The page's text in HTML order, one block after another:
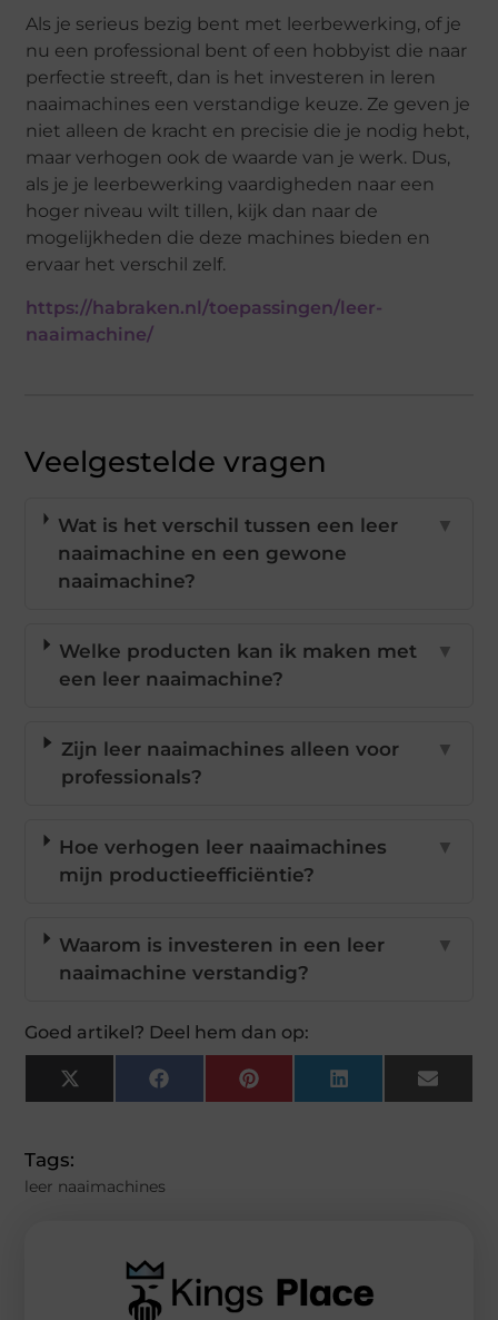
Als je serieus bezig bent met leerbewerking, of je
nu een professional bent of een hobbyist die naar
perfectie streeft, dan is het investeren in leren
naaimachines een verstandige keuze. Ze geven je
niet alleen de kracht en precisie die je nodig hebt,
maar verhogen ook de waarde van je werk. Dus,
als je je leerbewerking vaardigheden naar een
hoger niveau wilt tillen, kijk dan naar de
mogelijkheden die deze machines bieden en
ervaar het verschil zelf.
https://habraken.nl/toepassingen/leer-
naaimachine/
Veelgestelde vragen
Wat is het verschil tussen een leer
naaimachine en een gewone
naaimachine?
▼
Welke producten kan ik maken met
een leer naaimachine?
▼
Zijn leer naaimachines alleen voor
professionals?
▼
Hoe verhogen leer naaimachines
mijn productieefficiëntie?
▼
Waarom is investeren in een leer
naaimachine verstandig?
▼
Goed artikel? Deel hem dan op:
X
(Twitter)
FacebookPinterestLinkedInEmail
Tags:
leer naaimachines